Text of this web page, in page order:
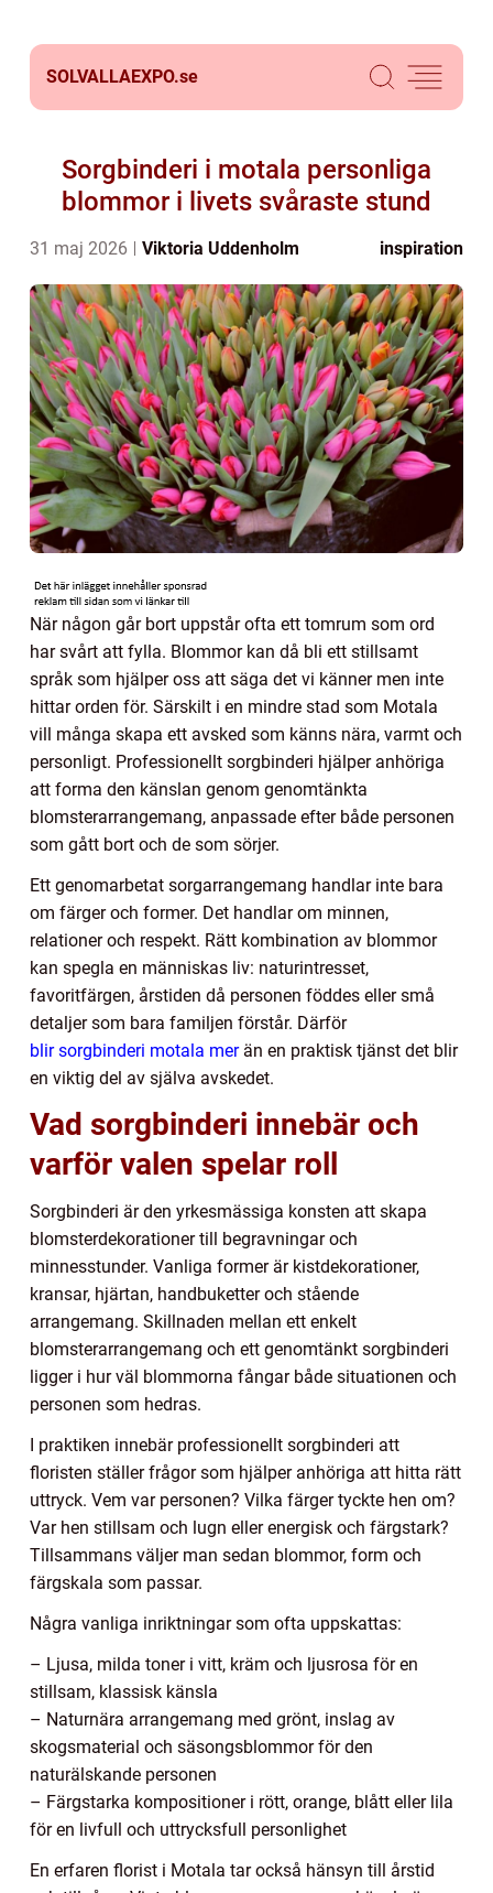
SOLVALLAEXPO.se
Sorgbinderi i motala personliga
blommor i livets svåraste stund
31 maj 2026 Viktoria Uddenholm inspiration
När någon går bort uppstår ofta ett tomrum som ord
har svårt att fylla. Blommor kan då bli ett stillsamt
språk som hjälper oss att säga det vi känner men inte
hittar orden för. Särskilt i en mindre stad som Motala
vill många skapa ett avsked som känns nära, varmt och
personligt. Professionellt sorgbinderi hjälper anhöriga
att forma den känslan genom genomtänkta
blomsterarrangemang, anpassade efter både personen
som gått bort och de som sörjer.
Ett genomarbetat sorgarrangemang handlar inte bara
om färger och former. Det handlar om minnen,
relationer och respekt. Rätt kombination av blommor
kan spegla en människas liv: naturintresset,
favoritfärgen, årstiden då personen föddes eller små
detaljer som bara familjen förstår. Därför
blir sorgbinderi motala merän en praktisk tjänst det blir
en viktig del av själva avskedet.
Vad sorgbinderi innebär och
varför valen spelar roll
Sorgbinderi är den yrkesmässiga konsten att skapa
blomsterdekorationer till begravningar och
minnesstunder. Vanliga former är kistdekorationer,
kransar, hjärtan, handbuketter och stående
arrangemang. Skillnaden mellan ett enkelt
blomsterarrangemang och ett genomtänkt sorgbinderi
ligger i hur väl blommorna fångar både situationen och
personen som hedras.
I praktiken innebär professionellt sorgbinderi att
floristen ställer frågor som hjälper anhöriga att hitta rätt
uttryck. Vem var personen? Vilka färger tyckte hen om?
Var hen stillsam och lugn eller energisk och färgstark?
Tillsammans väljer man sedan blommor, form och
färgskala som passar.
Några vanliga inriktningar som ofta uppskattas:
– Ljusa, milda toner i vitt, kräm och ljusrosa för en
stillsam, klassisk känsla
– Naturnära arrangemang med grönt, inslag av
skogsmaterial och säsongsblommor för den
naturälskande personen
– Färgstarka kompositioner i rött, orange, blått eller lila
för en livfull och uttrycksfull personlighet
En erfaren florist i Motala tar också hänsyn till årstid